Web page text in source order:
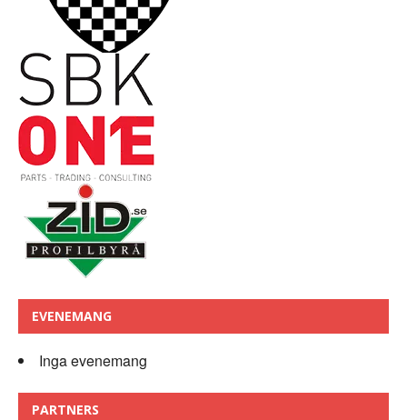
EVENEMANG
Inga evenemang
PARTNERS